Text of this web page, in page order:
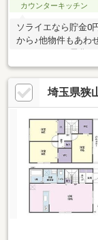
カウンターキッチン
ソライエなら貯金0
から♪他物件もあわ
ネル、オール電化
埼玉県狭